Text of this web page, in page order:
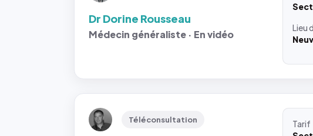
Dr Dorine Rousseau
Médecin généraliste · En vidéo
Lieu
Téléconsultation
Tarif